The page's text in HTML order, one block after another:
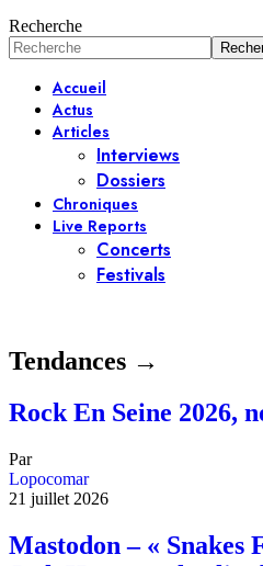
Recherche
Accueil
Actus
Articles
Interviews
Dossiers
Chroniques
Live Reports
Concerts
Festivals
Tendances →
Rock En Seine 2026,
Par
Lopocomar
21 juillet 2026
Mastodon – « Snakes